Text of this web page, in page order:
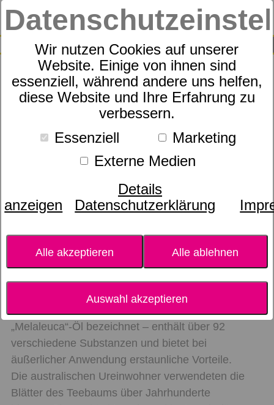
Wir nutzen Cookies auf unserer
Website. Einige von ihnen sind
essenziell, während andere uns helfen,
diese Website und Ihre Erfahrung zu
verbessern.
Essenziell
Marketing
Externe Medien
Details
anzeigen
Datenschutzerklärung
Alle akzeptieren Alle ablehnen
Auswahl akzeptieren
SUCHE
0
Teebaum/ Tea Tree 5ml
Melaleuca alternifolia
„Melaleuca“-Öl bezeichnet – enthält über 92
verschiedene Substanzen und bietet bei
äußerlicher Anwendung erstaunliche Vorteile.
Die australischen Ureinwohner verwendeten die
Blätter des Teebaums über Jahrhunderte